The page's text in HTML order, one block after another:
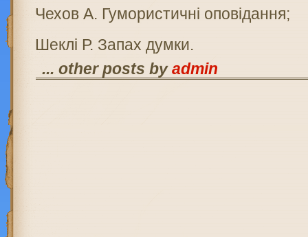
Чехов А. Гумористичні оповідання;
Шеклі Р. Запах думки.
... other posts byadmin